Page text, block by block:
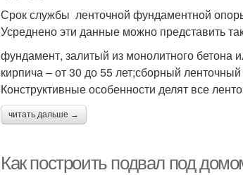
Срок службы ленточной фундаментной
Усреднено эти данные можно представить
фундамент, залитый из монолитного бетона
кирпича – от 30 до 55 лет;сборный
Конструктивные особенности делят все
читать дальше →
Как построить подвал под